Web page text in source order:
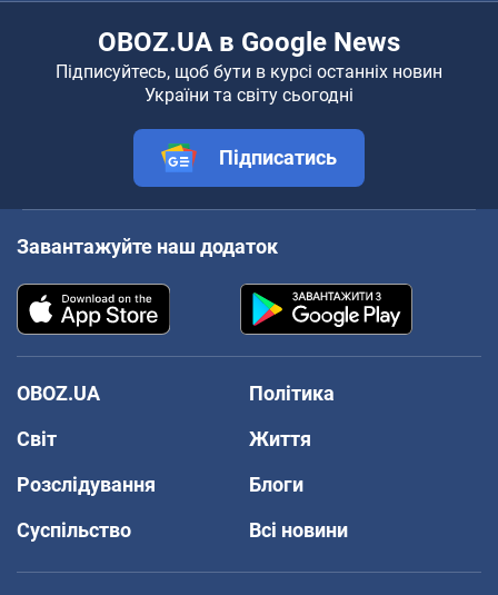
OBOZ.UA в Google News
Підписуйтесь, щоб бути в курсі останніх новин
України та світу сьогодні
Підписатись
Завантажуйте наш додаток
OBOZ.UA
Політика
Світ
Життя
Розслідування
Блоги
Суспільство
Всі новини